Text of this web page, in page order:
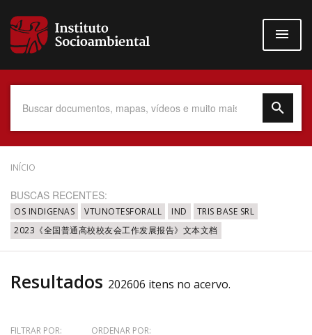
para
conteúdo
Data do Documento
Até
INÍCIO
BUSCAS RECENTES:
OS INDIGENAS VTUNOTESFORALL IND
TRIS BASE SRL
2023《全国普通高校校友会工作发展报告》文本文档
Resultados 202606 itens no acervo.
FILTRAR POR: ORDENAR POR: